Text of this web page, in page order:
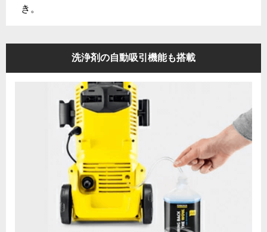
き。
洗浄剤の自動吸引機能も搭載